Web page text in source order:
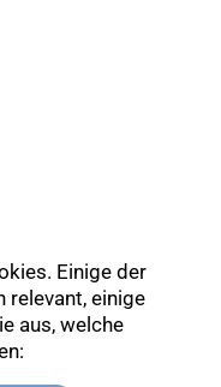
Einige der
relevant, einige
aus, welche